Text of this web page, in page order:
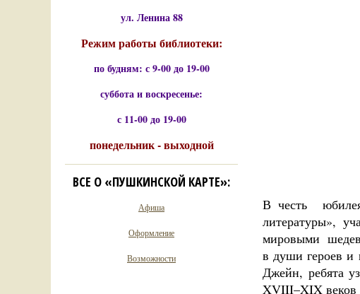
В честь
литературы»,
мировыми
в души героев и
Джейн, ребята
XVIII–XIX веков
ул. Ленина 88
Режим работы библиотеки:
по будням: с 9-00 до 19-00
суббота и воскресенье:
с 11-00 до 19-00
понедельник - выходной
ВСЕ О «ПУШКИНСКОЙ КАРТЕ»:
Афиша
Оформление
Возможности